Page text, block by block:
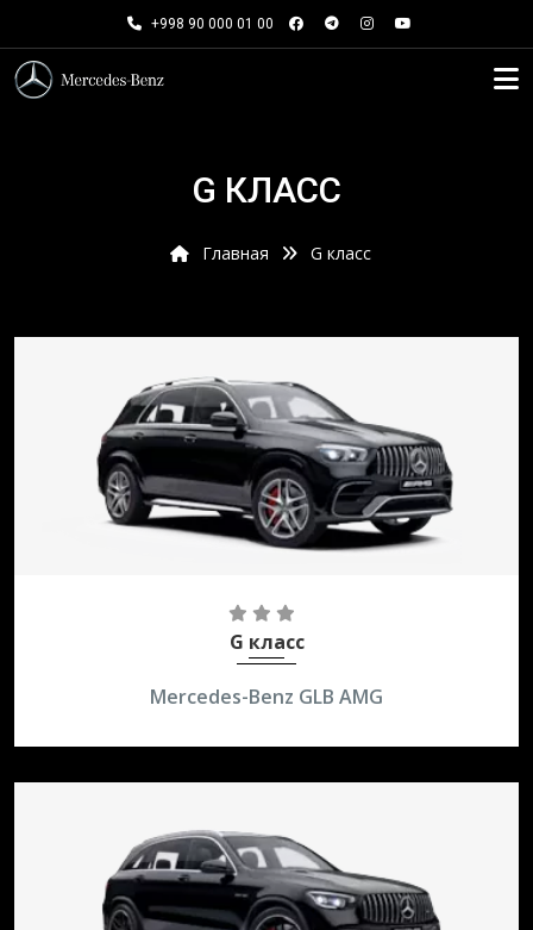
+998 90 000 01 00
G КЛАСС
Главная G класс
2,0 AMT AWD
G класс
Mercedes-Benz GLB AMG